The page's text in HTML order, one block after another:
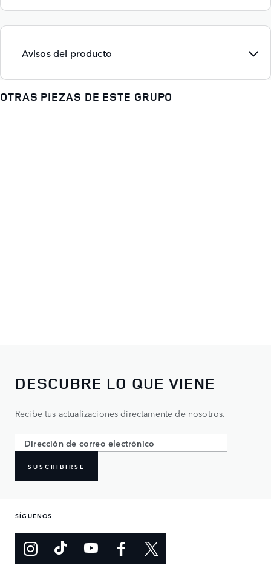
Avisos del producto
OTRAS PIEZAS DE ESTE GRUPO
DESCUBRE LO QUE VIENE
Recibe tus actualizaciones directamente de nosotros.
SUSCRIBIRSE
SÍGUENOS